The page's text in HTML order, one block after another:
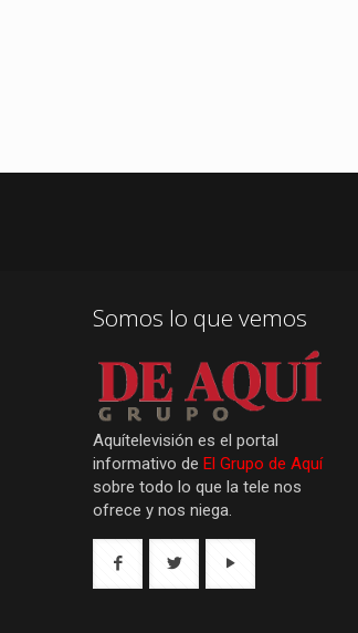
Somos lo que vemos
Aquítelevisión es el portal
informativo de El Grupo de Aquí
sobre todo lo que la tele nos
ofrece y nos niega.